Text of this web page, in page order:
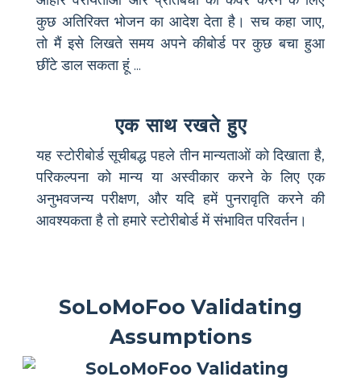
कुछ अतिरिक्त भोजन का आदेश देता है। सच कहा जाए,
तो मैं इसे लिखते समय अपने कीबोर्ड पर कुछ बचा हुआ
छींटे डाल सकता हूं ...
एक साथ रखते हुए
यह स्टोरीबोर्ड सूचीबद्ध पहले तीन मान्यताओं को दिखाता है,
परिकल्पना को मान्य या अस्वीकार करने के लिए एक
अनुभवजन्य परीक्षण, और यदि हमें पुनरावृति करने की
आवश्यकता है तो हमारे स्टोरीबोर्ड में संभावित परिवर्तन।
SoLoMoFoo Validating
Assumptions